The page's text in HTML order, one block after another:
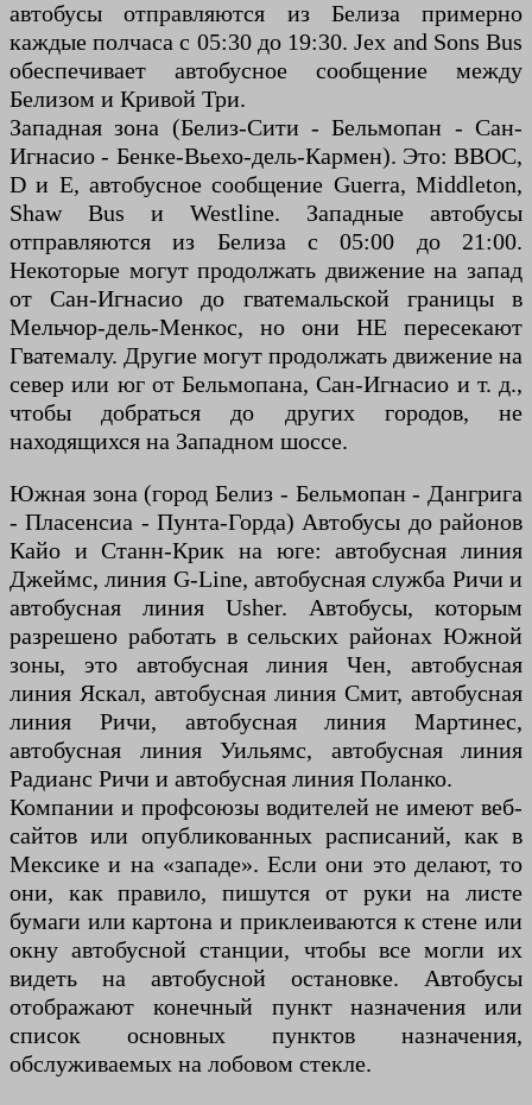
автобусы отправляются из Белиза примерно
каждые полчаса с 05:30 до 19:30. Jex and Sons Bus
обеспечивает автобусное сообщение между
Белизом и Кривой Три.
Западная зона (Белиз-Сити - Бельмопан - Сан-
Игнасио - Бенке-Вьехо-дель-Кармен). Это: BBOC,
D и E, автобусное сообщение Guerra, Middleton,
Shaw Bus и Westline. Западные автобусы
отправляются из Белиза с 05:00 до 21:00.
Некоторые могут продолжать движение на запад
от Сан-Игнасио до гватемальской границы в
Мельчор-дель-Менкос, но они НЕ пересекают
Гватемалу. Другие могут продолжать движение на
север или юг от Бельмопана, Сан-Игнасио и т. д.,
чтобы добраться до других городов, не
находящихся на Западном шоссе.
Южная зона (город Белиз - Бельмопан - Дангрига
- Пласенсиа - Пунта-Горда) Автобусы до районов
Кайо и Станн-Крик на юге: автобусная линия
Джеймс, линия G-Line, автобусная служба Ричи и
автобусная линия Usher. Автобусы, которым
разрешено работать в сельских районах Южной
зоны, это автобусная линия Чен, автобусная
линия Яскал, автобусная линия Смит, автобусная
линия Ричи, автобусная линия Мартинес,
автобусная линия Уильямс, автобусная линия
Радианс Ричи и автобусная линия Поланко.
Компании и профсоюзы водителей не имеют веб-
сайтов или опубликованных расписаний, как в
Мексике и на «западе». Если они это делают, то
они, как правило, пишутся от руки на листе
бумаги или картона и приклеиваются к стене или
окну автобусной станции, чтобы все могли их
видеть на автобусной остановке. Автобусы
отображают конечный пункт назначения или
список основных пунктов назначения,
обслуживаемых на лобовом стекле.